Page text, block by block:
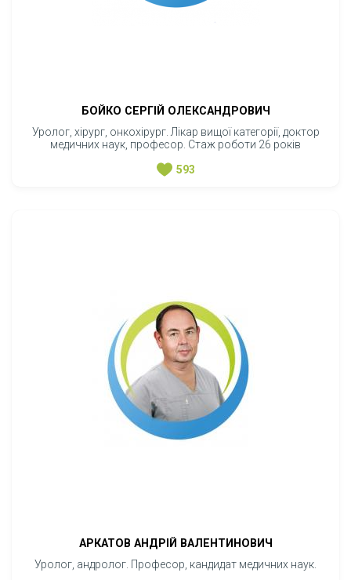
БОЙКО СЕРГІЙ ОЛЕКСАНДРОВИЧ
Уролог, хірург, онкохірург. Лікар вищої категорії, доктор
медичних наук, професор. Стаж роботи 26 років
593
АРКАТОВ АНДРІЙ ВАЛЕНТИНОВИЧ
Уролог, андролог. Професор, кандидат медичних наук.